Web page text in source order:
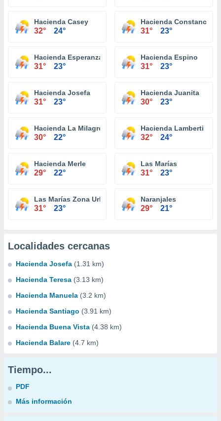
Hacienda Casey
32° 24°
Hacienda Constancia
31° 23°
Hacienda Esperanza
31° 23°
Hacienda Espino
31° 23°
Hacienda Josefa
31° 23°
Hacienda Juanita
30° 23°
Hacienda La Milagrosa
30° 22°
Hacienda Lamberti
32° 24°
Hacienda Merle
29° 22°
Las Marías
31° 23°
Las Marías Zona Urbana
31° 23°
Naranjales
29° 21°
Localidades cercanas
Hacienda Josefa (1.31 km)
Hacienda Teresa (3.13 km)
Hacienda Manuela (3.2 km)
Hacienda Santiago (3.91 km)
Hacienda Buena Vista (4.38 km)
Hacienda Balare (4.7 km)
Tiempo...
PDF
Más información